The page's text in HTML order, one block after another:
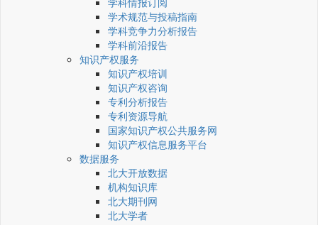
学术规范与投稿指南
学科竞争力分析报告
学科前沿报告
知识产权服务
知识产权培训
知识产权咨询
专利分析报告
专利资源导航
国家知识产权公共服务网
知识产权信息服务平台
数据服务
北大开放数据
机构知识库
北大期刊网
北大学者